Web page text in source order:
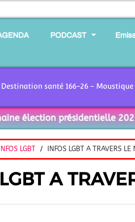
PODCAST
élection présidentielle 2027
INFOS LGBT INFOS LGBT A TRAVERS
A